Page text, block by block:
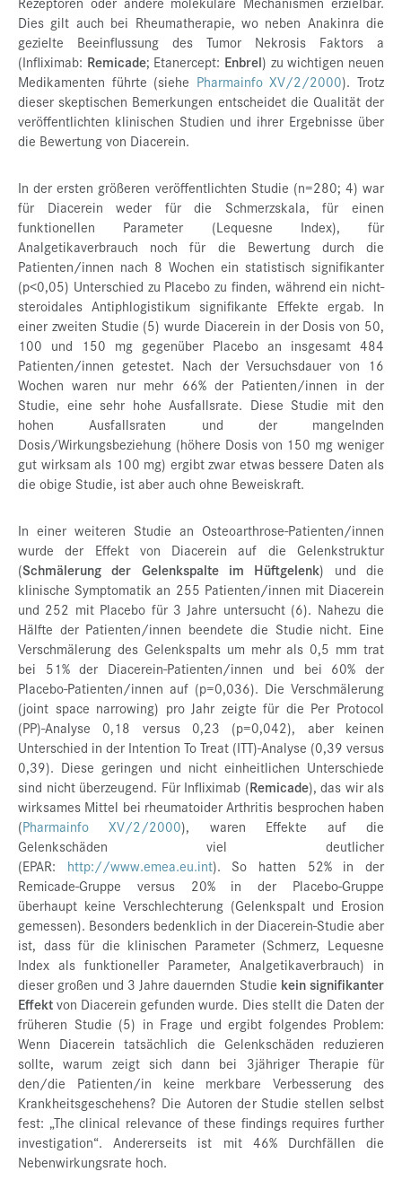
Dies gilt auch bei Rheumatherapie, wo neben Anakinra die
gezielte Beeinflussung des Tumor Nekrosis Faktors a
(Infliximab: Remicade; Etanercept: Enbrel) zu wichtigen neuen
Medikamenten führte (siehe Pharmainfo XV/2/2000). Trotz
dieser skeptischen Bemerkungen entscheidet die Qualität der
veröffentlichten klinischen Studien und ihrer Ergebnisse über
die Bewertung von Diacerein.
In der ersten größeren veröffentlichten Studie (n=280; 4) war
für Diacerein weder für die Schmerzskala, für einen
funktionellen Parameter (Lequesne Index), für
Analgetikaverbrauch noch für die Bewertung durch die
Patienten/innen nach 8 Wochen ein statistisch signifikanter
(p<0,05) Unterschied zu Placebo zu finden, während ein nicht-
steroidales Antiphlogistikum signifikante Effekte ergab. In
einer zweiten Studie (5) wurde Diacerein in der Dosis von 50,
100 und 150 mg gegenüber Placebo an insgesamt 484
Patienten/innen getestet. Nach der Versuchsdauer von 16
Wochen waren nur mehr 66% der Patienten/innen in der
Studie, eine sehr hohe Ausfallsrate. Diese Studie mit den
hohen Ausfallsraten und der mangelnden
Dosis/Wirkungsbeziehung (höhere Dosis von 150 mg weniger
gut wirksam als 100 mg) ergibt zwar etwas bessere Daten als
die obige Studie, ist aber auch ohne Beweiskraft.
In einer weiteren Studie an Osteoarthrose-Patienten/innen
wurde der Effekt von Diacerein auf die Gelenkstruktur
(Schmälerung der Gelenkspalte im Hüftgelenk) und die
klinische Symptomatik an 255 Patienten/innen mit Diacerein
und 252 mit Placebo für 3 Jahre untersucht (6). Nahezu die
Hälfte der Patienten/innen beendete die Studie nicht. Eine
Verschmälerung des Gelenkspalts um mehr als 0,5 mm trat
bei 51% der Diacerein-Patienten/innen und bei 60% der
Placebo-Patienten/innen auf (p=0,036). Die Verschmälerung
(joint space narrowing) pro Jahr zeigte für die Per Protocol
(PP)-Analyse 0,18 versus 0,23 (p=0,042), aber keinen
Unterschied in der Intention To Treat (ITT)-Analyse (0,39 versus
0,39). Diese geringen und nicht einheitlichen Unterschiede
sind nicht überzeugend. Für Infliximab (Remicade), das wir als
wirksames Mittel bei rheumatoider Arthritis besprochen haben
(Pharmainfo XV/2/2000), waren Effekte auf die
Gelenkschäden viel deutlicher
(EPAR: http://www.emea.eu.int). So hatten 52% in der
Remicade-Gruppe versus 20% in der Placebo-Gruppe
überhaupt keine Verschlechterung (Gelenkspalt und Erosion
gemessen). Besonders bedenklich in der Diacerein-Studie aber
ist, dass für die klinischen Parameter (Schmerz, Lequesne
Index als funktioneller Parameter, Analgetikaverbrauch) in
dieser großen und 3 Jahre dauernden Studie kein signifikanter
Effektvon Diacerein gefunden wurde. Dies stellt die Daten der
früheren Studie (5) in Frage und ergibt folgendes Problem:
Wenn Diacerein tatsächlich die Gelenkschäden reduzieren
sollte, warum zeigt sich dann bei 3jähriger Therapie für
den/die Patienten/in keine merkbare Verbesserung des
Krankheitsgeschehens? Die Autoren der Studie stellen selbst
fest: „The clinical relevance of these findings requires further
investigation“. Andererseits ist mit 46% Durchfällen die
Nebenwirkungsrate hoch.